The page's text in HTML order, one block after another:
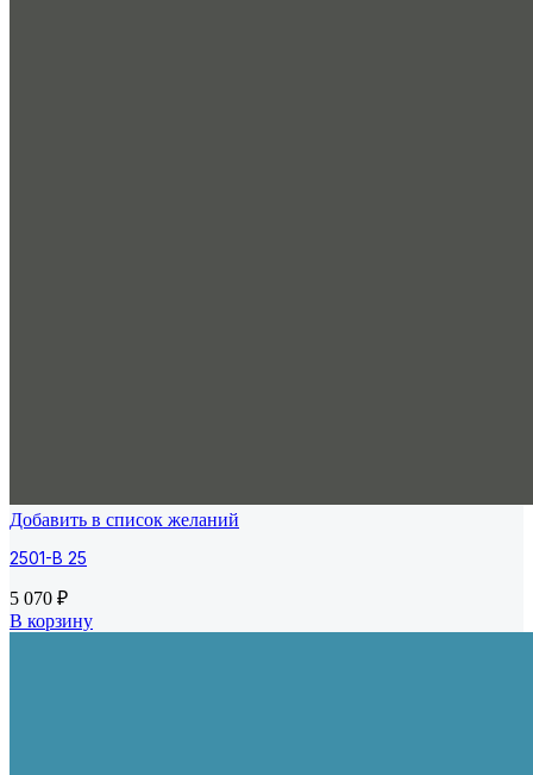
Добавить в список желаний
2501-B 25
5 070 ₽
В корзину